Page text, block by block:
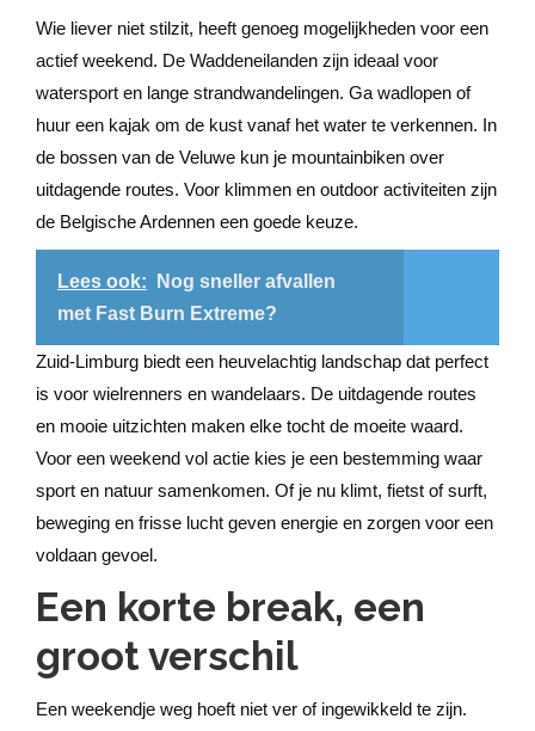
Wie liever niet stilzit, heeft genoeg mogelijkheden voor een
actief weekend. De Waddeneilanden zijn ideaal voor
watersport en lange strandwandelingen. Ga wadlopen of
huur een kajak om de kust vanaf het water te verkennen. In
de bossen van de Veluwe kun je mountainbiken over
uitdagende routes. Voor klimmen en outdoor activiteiten zijn
de Belgische Ardennen een goede keuze.
Lees ook:
Nog sneller afvallen
met Fast Burn Extreme?
Zuid-Limburg biedt een heuvelachtig landschap dat perfect
is voor wielrenners en wandelaars. De uitdagende routes
en mooie uitzichten maken elke tocht de moeite waard.
Voor een weekend vol actie kies je een bestemming waar
sport en natuur samenkomen. Of je nu klimt, fietst of surft,
beweging en frisse lucht geven energie en zorgen voor een
voldaan gevoel.
Een korte break, een
groot verschil
Een weekendje weg hoeft niet ver of ingewikkeld te zijn.